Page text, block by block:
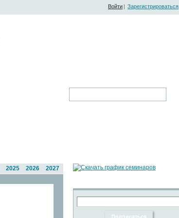
Войти | Зарегистрироваться
2027
2026
2025